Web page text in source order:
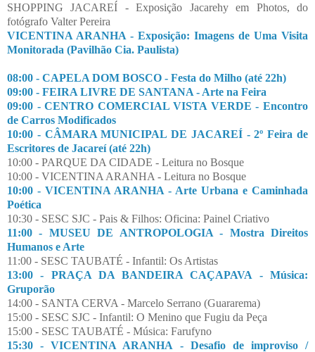
SHOPPING JACAREÍ - Exposição Jacarehy em Photos, do
fotógrafo Valter Pereira
VICENTINA ARANHA - Exposição: Imagens de Uma Visita
Monitorada (Pavilhão Cia. Paulista)
08:00 - CAPELA DOM BOSCO - Festa do Milho (até 22h)
09:00 - FEIRA LIVRE DE SANTANA - Arte na Feira
09:00 - CENTRO COMERCIAL VISTA VERDE - Encontro
de Carros Modificados
10:00 - CÂMARA MUNICIPAL DE JACAREÍ - 2º Feira de
Escritores de Jacareí (até 22h)
10:00 - PARQUE DA CIDADE - Leitura no Bosque
10:00 - VICENTINA ARANHA - Leitura no Bosque
10:00 - VICENTINA ARANHA - Arte Urbana e Caminhada
Poética
10:30 - SESC SJC - Pais & Filhos: Oficina: Painel Criativo
11:00 - MUSEU DE ANTROPOLOGIA - Mostra Direitos
Humanos e Arte
11:00 - SESC TAUBATÉ - Infantil: Os Artistas
13:00 - PRAÇA DA BANDEIRA CAÇAPAVA - Música:
Gruporão
14:00 - SANTA CERVA - Marcelo Serrano (Guararema)
15:00 - SESC SJC - Infantil: O Menino que Fugiu da Peça
15:00 - SESC TAUBATÉ - Música: Farufyno
15:30 - VICENTINA ARANHA - Desafio de improviso /